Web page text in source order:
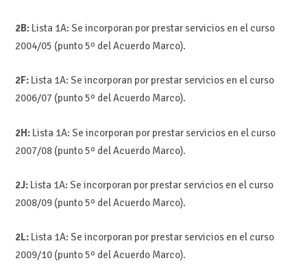
2B:Lista 1A: Se incorporan por prestar servicios en el curso
2004/05 (punto 5º del Acuerdo Marco).
2F:Lista 1A: Se incorporan por prestar servicios en el curso
2006/07 (punto 5º del Acuerdo Marco).
2H:Lista 1A: Se incorporan por prestar servicios en el curso
2007/08 (punto 5º del Acuerdo Marco).
2J:Lista 1A: Se incorporan por prestar servicios en el curso
2008/09 (punto 5º del Acuerdo Marco).
2L:Lista 1A: Se incorporan por prestar servicios en el curso
2009/10 (punto 5º del Acuerdo Marco).